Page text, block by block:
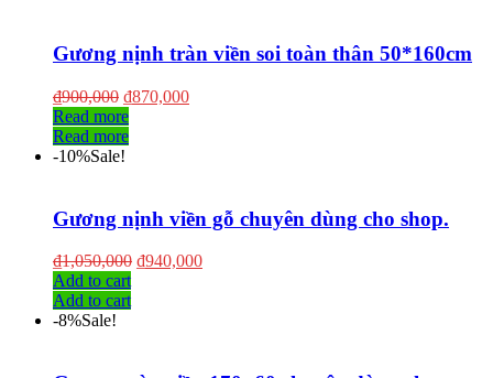
Gương nịnh tràn viền soi toàn thân 50*160cm
₫900,000 ₫870,000
Read more
Read more
-10%Sale!
Gương nịnh viền gỗ chuyên dùng cho shop.
₫1,050,000 ₫940,000
Add to cart
Add to cart
-8%Sale!